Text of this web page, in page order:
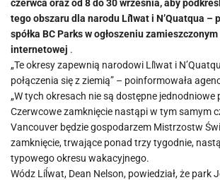
czerwca oraz od 8 do 30 września, aby
tego obszaru dla narodu Líl̓wat i N’Quatqua –
spółka BC Parks w ogłoszeniu
internetowej .
„Te okresy zapewnią narodowi Líl̓wat i
połączenia się z ziemią” – poinformowała
„W tych okresach nie są dostępne jednodniowe
Czerwcowe zamknięcie nastąpi w tym samym
Vancouver będzie gospodarzem Mistrzostw
zamknięcie, trwające ponad trzy tygodnie,
typowego okresu wakacyjnego.
Wódz Líĺwat, Dean Nelson, powiedział, że park